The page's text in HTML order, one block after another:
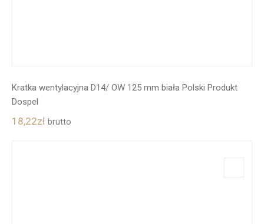
Kratka wentylacyjna D14/ OW 125 mm biała Polski Produkt
Dospel
18,22zł brutto